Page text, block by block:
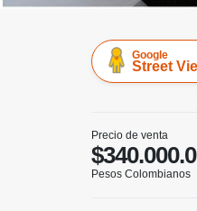
Google
Street
Precio de venta
Pesos Colombianos